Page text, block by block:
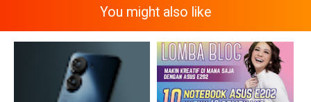
You might also like